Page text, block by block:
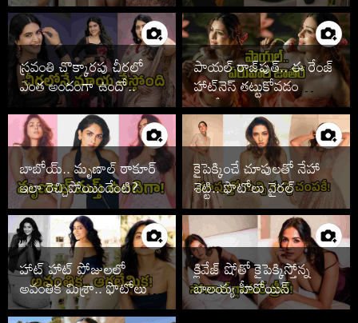
స్రవంతి చొక్కారపు చీరలో
ఎంత అందంగా ఉందో..
పాయల్ రాజ్‌పుత్.. ఈ రేంజ్
హాట్‌నెస్ తట్టుకోవడం
కష్టమే!
బాబోయ్.. మృణాల్ ఠాకూర్
ఇలా రెచ్చిపోయిందేంటి?
కైపెక్కించే చూపులతో నేహా
శెట్టి.. ఫొటోలు వైరల్
హాట్ హాట్ పోజులలో
అవంతిక మిశ్రా.. ఫొటోలు
వైరల్
క్లివేజ్ షోతో కైపెక్కిస్తోన్న
బాలయ్య హీరోయిన్